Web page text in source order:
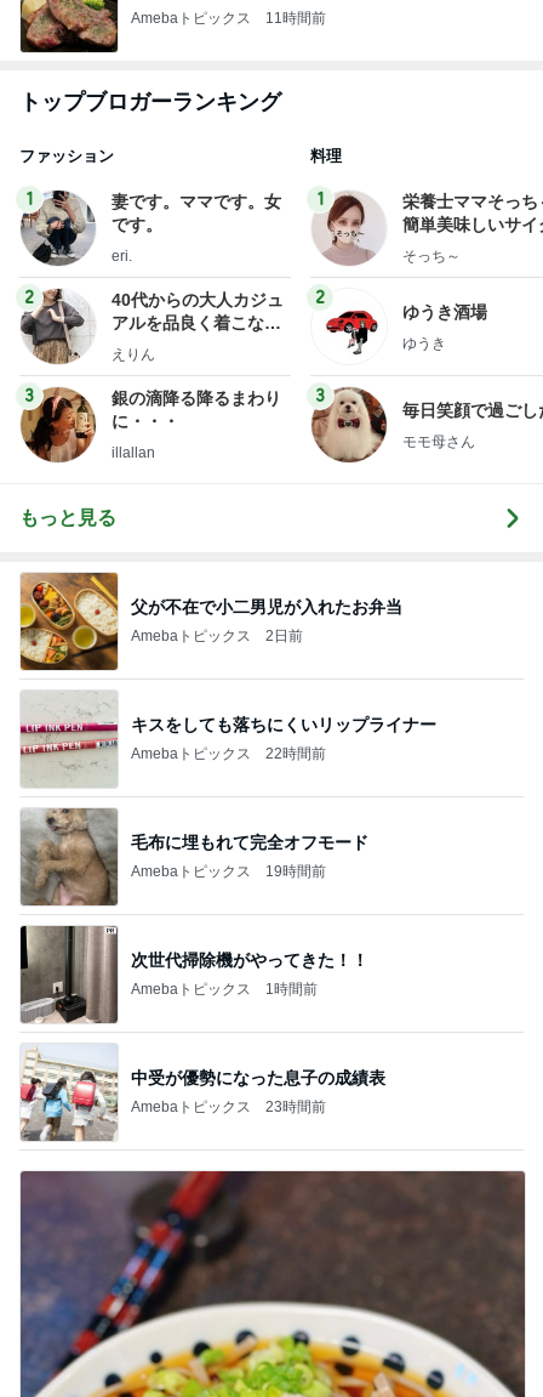
Amebaトピックス 11時間前
トップブロガーランキング
ファッション
1
妻です。ママです。女
です。
eri.
2
40代からの大人カジュ
アルを品良く着こなす
ファッションブログ
えりん
3
銀の滴降る降るまわり
に・・・
illallan
料理
1
栄養士ママそっち
簡単美味しいサイ
献立
そっち～
2
ゆうき酒場
ゆうき
3
毎日笑顔で過ごし
モモ母さん
もっと見る
父が不在で小二男児が入れたお弁当
Amebaトピックス 2日前
キスをしても落ちにくいリップライナー
Amebaトピックス 22時間前
毛布に埋もれて完全オフモード
Amebaトピックス 19時間前
次世代掃除機がやってきた！！
Amebaトピックス 1時間前
中受が優勢になった息子の成績表
Amebaトピックス 23時間前